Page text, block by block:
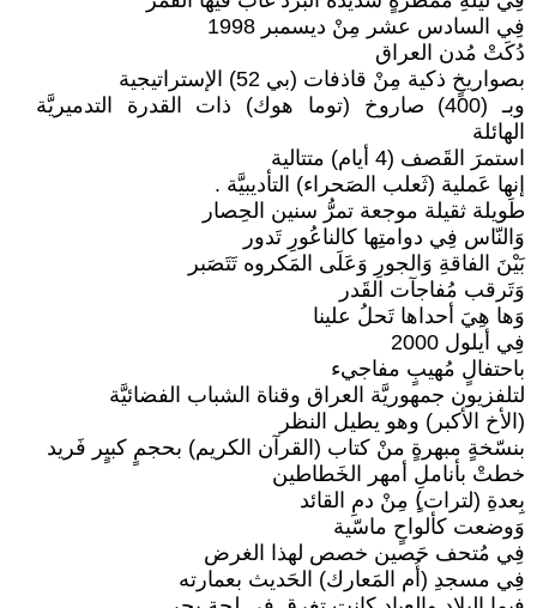
فِي السادس عشر مِنْ ديسمبر 1998
دُكَتْ مُدن العراق
بصواريخٍ ذكية مِنْ قاذفات (بي 52) الإستراتيجية
وبـ (400) صاروخ (توما هوك) ذات القدرة التدميريَّة
الهائلة
استمرَ القَصف (4 أيام) متتالية
إنها عَملية (ثَعلب الصَحراء) التأديبيَّة .
طَويلة ثقيلة موجعة تمرُّ سنين الحِصار
وَالنّاس فِي دوامتِها كالناعُورِ تَدور
بَيْنَ الفاقةِ وَالجورِ وَعَلَى المَكروه تَتَصَبر
وَتَرقب مُفاجآت القَدر
وَها هِيَ أحداها تَحلُ علينا
فِي أيلول 2000
باحتفالٍ مُهيبٍ مفاجيء
لتلفزيون جمهوريَّة العراق وقناة الشباب الفضائيَّة
(الأخ الأكبر) وهو يطيل النظر
بنسّخةٍ مبهرةٍ منْ كتاب (القرآن الكريم) بحجمٍ كبيٍر فَريد
خطتْ بأناملِ أمهر الخَطاطين
بِعدةِ (لترات)ٍ مِنْ دمِ القائد
وَوضعت كألواحٍ ماسّية
فِي مُتحف حَصين خصص لهذا الغرض
فِي مسجدِ (أُم المَعارك) الحَديث بعمارته